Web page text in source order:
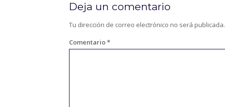
Deja un comentario
Tu dirección de correo electrónico no será publicada.
Comentario*